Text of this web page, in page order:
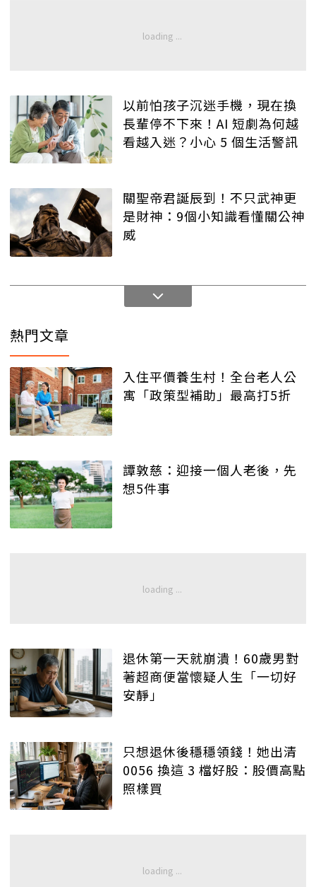
以前怕孩子沉迷手機，現在換
長輩停不下來！AI 短劇為何越
看越入迷？小心 5 個生活警訊
關聖帝君誕辰到！不只武神更
是財神：9個小知識看懂關公神
威
熱門文章
入住平價養生村！全台老人公
寓「政策型補助」最高打5折
譚敦慈：迎接一個人老後，先
想5件事
退休第一天就崩潰！60歲男對
著超商便當懷疑人生「一切好
安靜」
只想退休後穩穩領錢！她出清
0056 換這 3 檔好股：股價高點
照樣買